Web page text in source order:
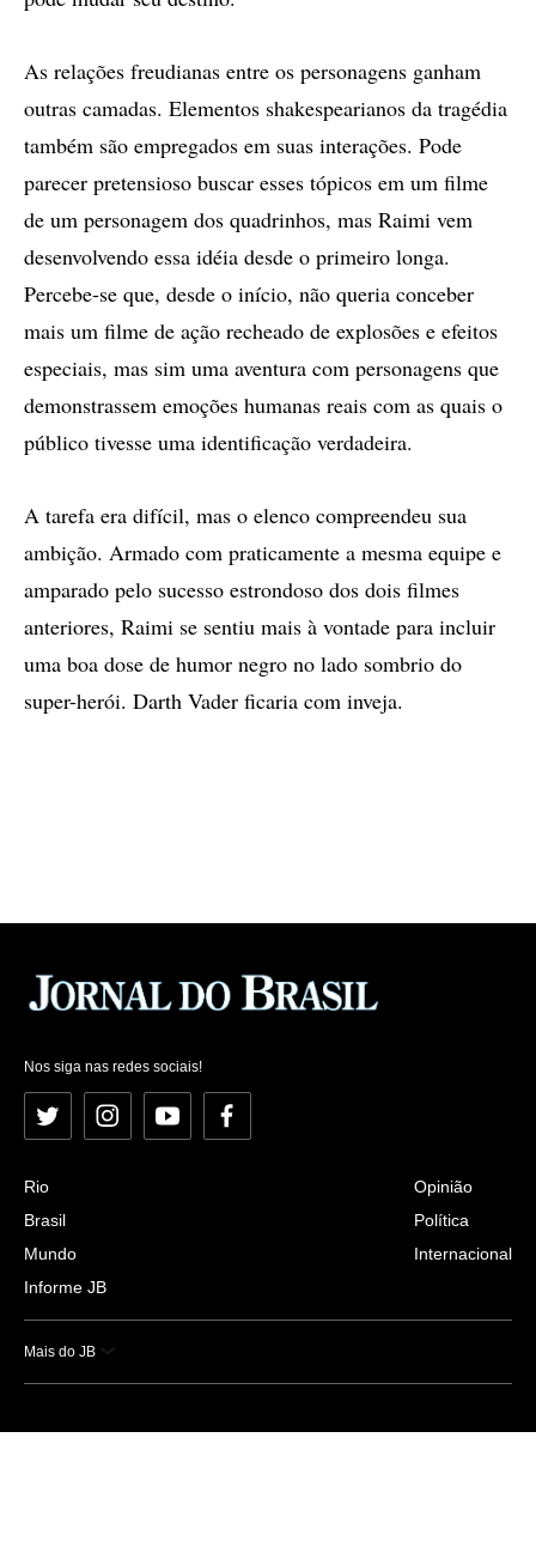
As relações freudianas entre os personagens ganham
outras camadas. Elementos shakespearianos da tragédia
também são empregados em suas interações. Pode
parecer pretensioso buscar esses tópicos em um filme
de um personagem dos quadrinhos, mas Raimi vem
desenvolvendo essa idéia desde o primeiro longa.
Percebe-se que, desde o início, não queria conceber
mais um filme de ação recheado de explosões e efeitos
especiais, mas sim uma aventura com personagens que
demonstrassem emoções humanas reais com as quais o
público tivesse uma identificação verdadeira.
A tarefa era difícil, mas o elenco compreendeu sua
ambição. Armado com praticamente a mesma equipe e
amparado pelo sucesso estrondoso dos dois filmes
anteriores, Raimi se sentiu mais à vontade para incluir
uma boa dose de humor negro no lado sombrio do
super-herói. Darth Vader ficaria com inveja.
Nos siga nas redes sociais!
Twitter InstagramYouTubeFacebook
Rio
Brasil
Mundo
Informe JB
Opinião
Política
Internacional
Mais do JB
Esportes